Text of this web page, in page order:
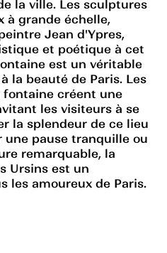
la ville. Les sculptures
à grande échelle,
Jean d'Ypres,
et poétique à cet
est un véritable
la beauté de Paris. Les
créent une
les visiteurs à se
la splendeur de ce lieu
une pause tranquille ou
remarquable, la
Ursins est un
les amoureux de Paris.